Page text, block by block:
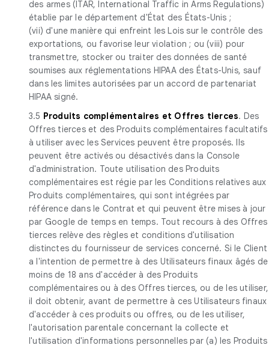
des armes (ITAR, International Traffic in Arms Regulations)
établie par le département d'État des États-Unis ;
(vii) d'une manière qui enfreint les Lois sur le contrôle des
exportations, ou favorise leur violation ; ou (viii) pour
transmettre, stocker ou traiter des données de santé
soumises aux réglementations HIPAA des États-Unis, sauf
dans les limites autorisées par un accord de partenariat
HIPAA signé.
3.5 Produits complémentaires et Offres tierces. Des
Offres tierces et des Produits complémentaires facultatifs
à utiliser avec les Services peuvent être proposés. Ils
peuvent être activés ou désactivés dans la Console
d'administration. Toute utilisation des Produits
complémentaires est régie par les Conditions relatives aux
Produits complémentaires, qui sont intégrées par
référence dans le Contrat et qui peuvent être mises à jour
par Google de temps en temps. Tout recours à des Offres
tierces relève des règles et conditions d'utilisation
distinctes du fournisseur de services concerné. Si le Client
a l'intention de permettre à des Utilisateurs finaux âgés de
moins de 18 ans d'accéder à des Produits
complémentaires ou à des Offres tierces, ou de les utiliser,
il doit obtenir, avant de permettre à ces Utilisateurs finaux
d'accéder à ces produits ou offres, ou de les utiliser,
l'autorisation parentale concernant la collecte et
l'utilisation d'informations personnelles par (a) les Produits